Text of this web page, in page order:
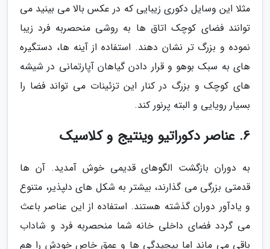
مثلا این وسایل دکوری زیبایی که در عکس بالا می بینید می
توانند فضای کوچک اتاق ها به روشی منحصربه فرد زیبا
نموده و بزرگ تر نشان دهند. استفاده از آینه ها، دستگیره
های به سبک بوهو و قرار دادن گیاهان آپارتمانی در شیشه
های کوچک و بزرگ در کنار این تزئینات می تواند فضا را
بسیار رویایی و البته پرنور کند.
6. عناصر دکوراتیو وینتیج و کلاسیک
به دوران بازگشت الگوهای قدیمی خوش آمدید. آن ها
قدمتی بزرگی می گذارند، بیشتر به شکل های دلپذیر، متنوع
و یادآور دوران گذشته هستند. استفاده از این عناصر باعث
می گردد فضای داخلی خانه شما منحصربه فرد و شاداب
باقی می ماند اما پیچیدگی ها و عمق خاص خودش را هم